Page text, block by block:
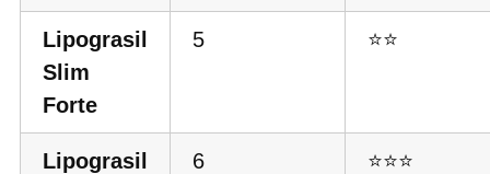
Lipograsil
Slim
Forte
5 ⭐⭐
Lipograsil
6 ⭐⭐⭐